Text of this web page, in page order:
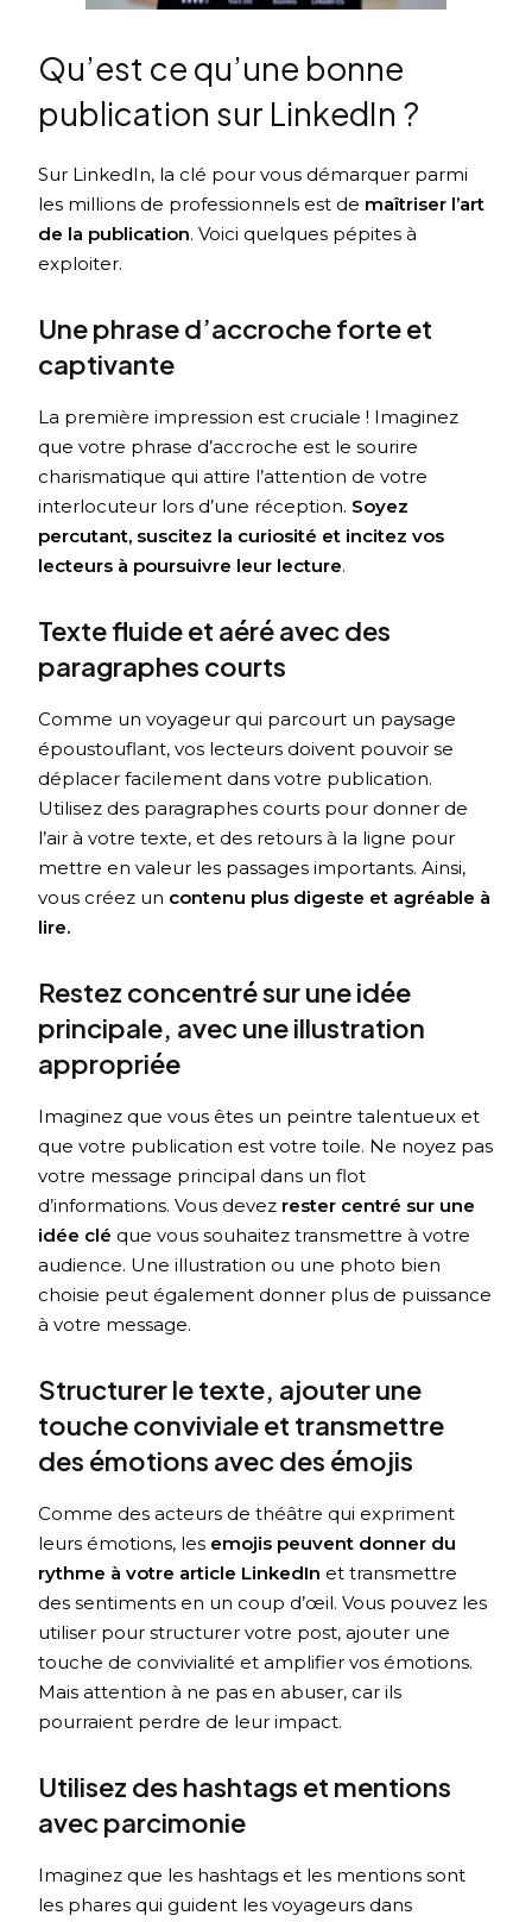
Qu’est ce qu’une bonne
publication sur LinkedIn ?
Sur LinkedIn, la clé pour vous démarquer parmi
les millions de professionnels est de maîtriser l’art
de la publication. Voici quelques pépites à
exploiter.
Une phrase d’accroche forte et
captivante
La première impression est cruciale ! Imaginez
que votre phrase d’accroche est le sourire
charismatique qui attire l’attention de votre
interlocuteur lors d’une réception. Soyez
percutant, suscitez la curiosité et incitez vos
lecteurs à poursuivre leur lecture.
Texte fluide et aéré avec des
paragraphes courts
Comme un voyageur qui parcourt un paysage
époustouflant, vos lecteurs doivent pouvoir se
déplacer facilement dans votre publication.
Utilisez des paragraphes courts pour donner de
l’air à votre texte, et des retours à la ligne pour
mettre en valeur les passages importants. Ainsi,
vous créez un contenu plus digeste et agréable à
lire.
Restez concentré sur une idée
principale, avec une illustration
appropriée
Imaginez que vous êtes un peintre talentueux et
que votre publication est votre toile. Ne noyez pas
votre message principal dans un flot
d’informations. Vous devez rester centré sur une
idée clé que vous souhaitez transmettre à votre
audience. Une illustration ou une photo bien
choisie peut également donner plus de puissance
à votre message.
Structurer le texte, ajouter une
touche conviviale et transmettre
des émotions avec des émojis
Comme des acteurs de théâtre qui expriment
leurs émotions, les emojis peuvent donner du
rythme à votre article LinkedIn et transmettre
des sentiments en un coup d’œil. Vous pouvez les
utiliser pour structurer votre post, ajouter une
touche de convivialité et amplifier vos émotions.
Mais attention à ne pas en abuser, car ils
pourraient perdre de leur impact.
Utilisez des hashtags et mentions
avec parcimonie
Imaginez que les hashtags et les mentions sont
les phares qui guident les voyageurs dans